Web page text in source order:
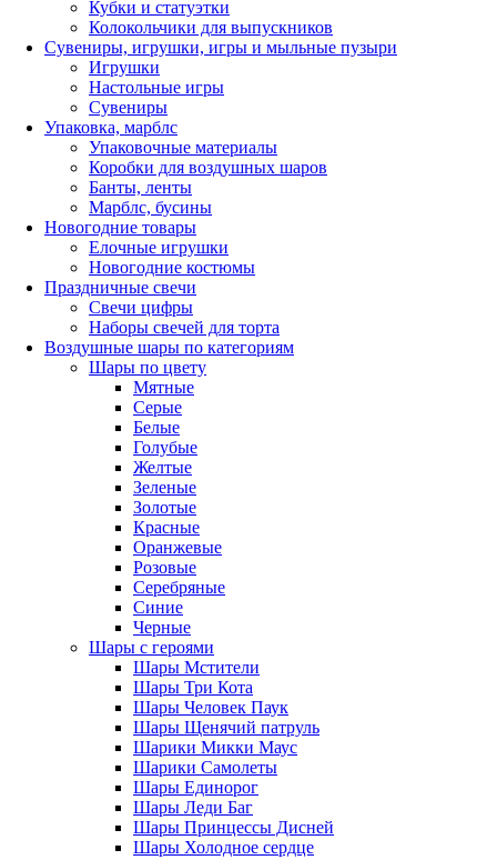
Кубки и статуэтки
Колокольчики для выпускников
Сувениры, игрушки, игры и мыльные пузыри
Игрушки
Настольные игры
Сувениры
Упаковка, марблс
Упаковочные материалы
Коробки для воздушных шаров
Банты, ленты
Марблс, бусины
Новогодние товары
Елочные игрушки
Новогодние костюмы
Праздничные свечи
Свечи цифры
Наборы свечей для торта
Воздушные шары по категориям
Шары по цвету
Мятные
Серые
Белые
Голубые
Желтые
Зеленые
Золотые
Красные
Оранжевые
Розовые
Серебряные
Синие
Черные
Шары с героями
Шары Мстители
Шары Три Кота
Шары Человек Паук
Шары Щенячий патруль
Шарики Микки Маус
Шарики Самолеты
Шары Единорог
Шары Леди Баг
Шары Принцессы Дисней
Шары Холодное сердце